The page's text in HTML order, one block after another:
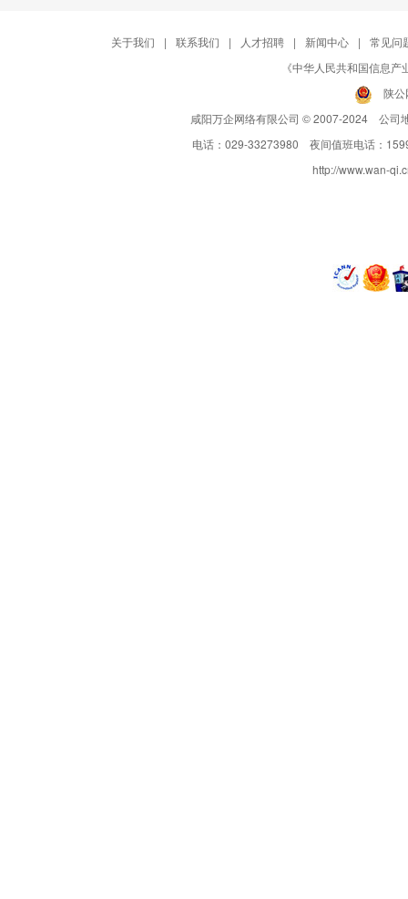
关于我们 | 联系我们 | 人才招聘 | 新闻中心 |
常见问
《中华人民共和国信息
陕
咸阳万企网络有限公司 © 2007-2024 公司
电话：029-33273980 夜间值班电话：
http://www.wan-